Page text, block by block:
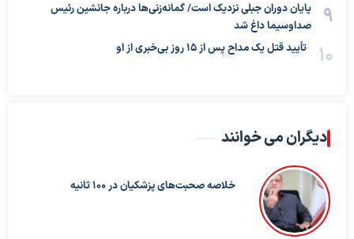
پایان دوران جبلی نزدیک است/ گمانه‌زنی‌ها درباره جانشین رئیس
صداوسیما داغ شد
تأیید قتل یک مداح پس از ۱۵ روز بی‌خبری از او
دیگران می خوانند
خلاصه صحبت‌های پزشکیان در ۱۰۰ ثانیه